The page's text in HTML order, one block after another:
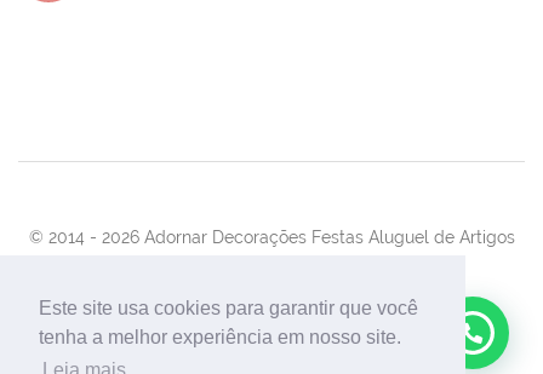
Este site usa cookies para garantir que você
tenha a melhor experiência em nosso site.
© 2014 - 2026 Adornar Decorações Festas Aluguel de Artigos
Desenvolvimento:UnionForAgênciaWeb